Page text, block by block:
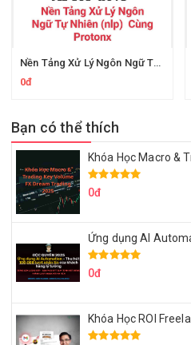
Nền Tảng Xử Lý Ngôn Ngữ Tự Nhiên Cùng Protonx
0đ
Bạn có thể thích
0đ
0đ